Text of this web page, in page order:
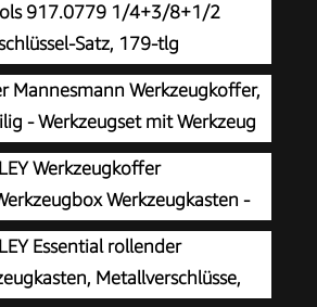
917.0779 1/4+3/8+1/2
Satz, 179-tlg
Mannesmann Werkzeugkoffer,
- Werkzeugset mit Werkzeug
Vanadium-Stahl - inkl.
Zangen, Hammer,
& Bits | M29084
Werkzeugkoffer
Werkzeugkasten -
Zoll, mit herausnehmbarer
Metallschließen,
92-065
Essential rollender
Metallverschlüsse,